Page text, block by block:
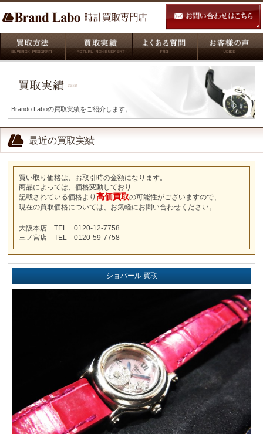
Brando Laboの買取実績をご紹介します。
最近の買取実績
買い取り価格は、お取引時の金額になります。
商品によっては、価格変動しており
記載されている価格より 高価買取の可能性がございますので、
現在の買取価格については、お気軽にお問い合わせください。
大阪本店 TEL 0120-12-7758
三ノ宮店 TEL 0120-59-7758
ショパール 買取